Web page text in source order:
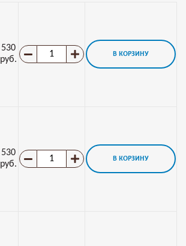
530
руб.
В КОРЗИНУ
530
руб.
В КОРЗИНУ